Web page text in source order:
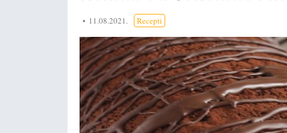
11.08.2021. Recepti